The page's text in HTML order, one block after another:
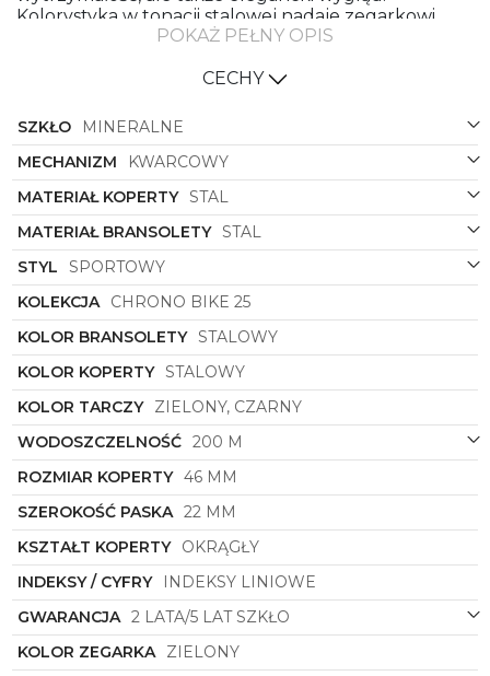
Kolorystyka w tonacji stalowej nadaje zegarkowi
nowoczesnego charakteru, który doskonale
jak i sportowym outfitem.
uniwersalny i pasuje do każdego nadgarstka. Tarcza
w kolorze zielonym i czarnym nadaje zegarkowi
indywidualnego charakteru, czyniąc go niezwykle
atrakcyjnym wizualnie.
Funkcje tego modelu są równie imponujące, jak
jego wygląd. Chronograf pozwala na precyzyjne
mierzenie czasu, co szczególnie docenią miłośnicy
sportu i aktywności fizycznej. Dodatkowo, zegarek
wyposażony jest w datownik, który pozwala na
śledzenie daty z dokładnością.
Zegarek męskiFestinaz symbolu20724/6to
propozycja dla mężczyzn, którzy cenią sobie styl,
precyzję oraz wysoką jakość wykonania. To nie tylko
praktyczny dodatek, ale także modny akcent, który
podkreśli indywidualny styl każdego mężczyzny.
Bądź na czasie i postaw na zegarek, który spełni
wszystkie twoje oczekiwania!
POKAŻ PEŁNY OPIS
CECHY
SZKŁO
MINERALNE
MECHANIZM
KWARCOWY
MATERIAŁ KOPERTY STAL
MATERIAŁ BRANSOLETY STAL
STYL
SPORTOWY
KOLEKCJA CHRONO BIKE 25
KOLOR BRANSOLETY STALOWY
KOLOR KOPERTY STALOWY
KOLOR TARCZY ZIELONY, CZARNY
WODOSZCZELNOŚĆ 200 M
ROZMIAR KOPERTY 46 MM
SZEROKOŚĆ PASKA 22 MM
KSZTAŁT KOPERTY OKRĄGŁY
INDEKSY / CYFRY
INDEKSY LINIOWE
GWARANCJA 2 LATA/5 LAT SZKŁO
KOLOR ZEGARKA ZIELONY